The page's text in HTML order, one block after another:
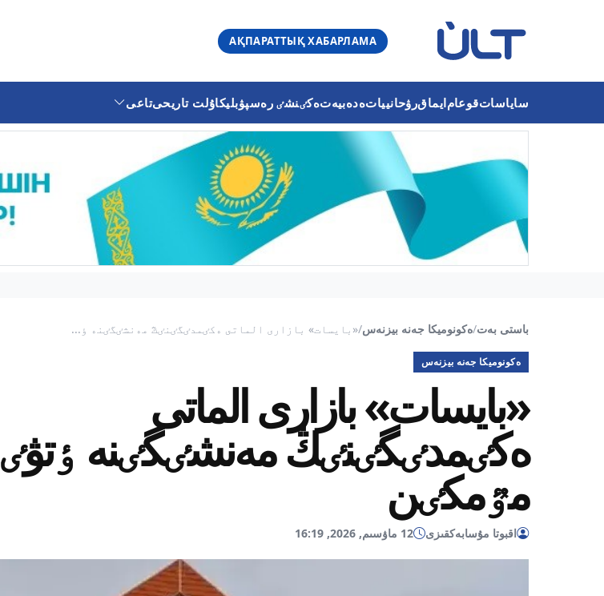
АҚПАРАТТЫҚ ХАБАРЛАМА
ساياساتقوعامايماقرۋحانيياتەدەبيەتەكٸنشٸ رەسپۋبليكاۇلت تاريحىتاعى
باستى بەت/ەكونوميكا جەنە بيزنەس/«بايسات» بازارى الماتى ەكٸمدٸگٸنٸڭ مەنشٸگٸنە ٶ...
ەكونوميكا جەنە بيزنەس
«بايسات» بازارى الماتى
ەكٸمدٸگٸنٸڭ مەنشٸگٸنە ٶتۋٸ
مٷمكٸن
اقبوتا مۇسابەكقىزى 12 ماۋسىم, 2026, 16:19